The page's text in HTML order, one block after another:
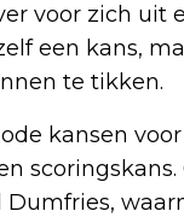
voor zich uit
een kans,
te tikken.
kansen